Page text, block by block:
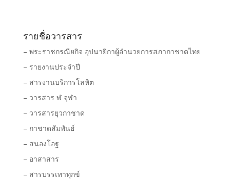
รายชื่อวารสาร
– พระราชกรณียกิจ อุปนายิกาผู้อำนวยการสภากาชาดไทย
– รายงานประจำปี
– สารงานบริการโลหิต
– วารสาร ฬ จุฬา
– วารสารยุวกาชาด
– กาชาดสัมพันธ์
– สนองโอฐ
– อาสาสาร
– สารบรรเทาทุกข์